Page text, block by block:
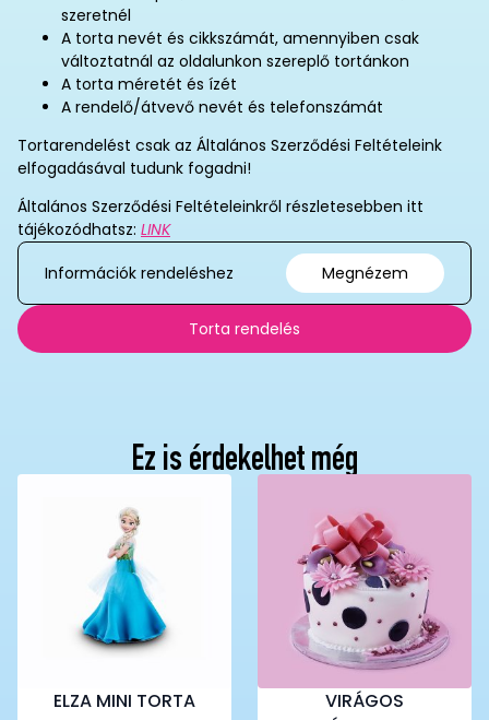
szeretnél
A torta nevét és cikkszámát, amennyiben csak
változtatnál az oldalunkon szereplő tortánkon
A torta méretét és ízét
A rendelő/átvevő nevét és telefonszámát
Tortarendelést csak az Általános Szerződési Feltételeink
elfogadásával tudunk fogadni!
Általános Szerződési Feltételeinkről részletesebben itt
tájékozódhatsz: LINK
Információk rendeléshez
Megnézem
Torta rendelés
Ez is érdekelhet még
ELZA MINI TORTA
VIRÁGOS